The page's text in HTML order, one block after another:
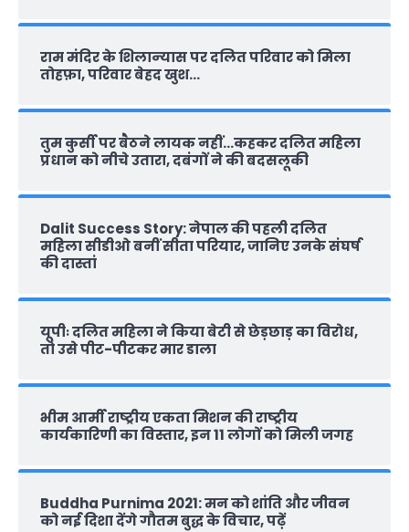
राम मंदिर के शिलान्‍यास पर दलित परिवार को मिला
तोहफ़ा, परिवार बेहद खुश…
तुम कुर्सी पर बैठने लायक नहीं…कहकर दलित महिला
प्रधान को नीचे उतारा, दबंगों ने की बदसलूकी
Dalit Success Story: नेपाल की पहली दलित
महिला सीडीओ बनीं सीता परियार, जानिए उनके संघर्ष
की दास्‍तां
यूपीः दलित महिला ने किया बेटी से छेड़छाड़ का विरोध,
तो उसे पीट-पीटकर मार डाला
भीम आर्मी राष्‍ट्रीय एकता मिशन की राष्‍ट्रीय
कार्यकारिणी का विस्तार, इन 11 लोगों को मिली जगह
Buddha Purnima 2021: मन को शांति और जीवन
को नई दिशा देंगे गौतम बुद्ध के विचार, पढ़ें